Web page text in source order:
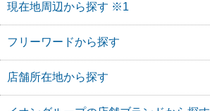
現在地周辺から探す ※1
フリーワードから探す
店舗所在地から探す